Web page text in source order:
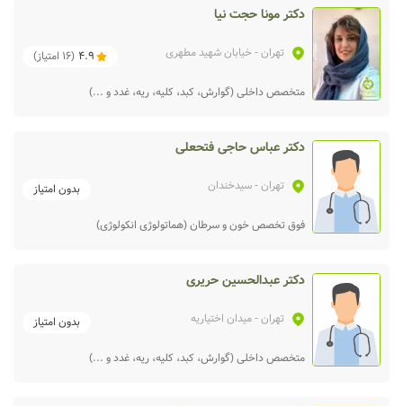
دکتر مونا حجت نیا
تهران- خیابان شهید مطهری 4.9
(
16 امتیاز)
متخصص داخلی (گوارش، کبد، کلیه، ریه، غدد و ...)
دکتر عباس حاجی فتحعلی
تهران- سیدخندان بدون امتیاز
فوق تخصص خون و سرطان (هماتولوژی انکولوژی)
دکتر عبدالحسین حریری
تهران- میدان اختیاریه بدون امتیاز
متخصص داخلی (گوارش، کبد، کلیه، ریه، غدد و ...)